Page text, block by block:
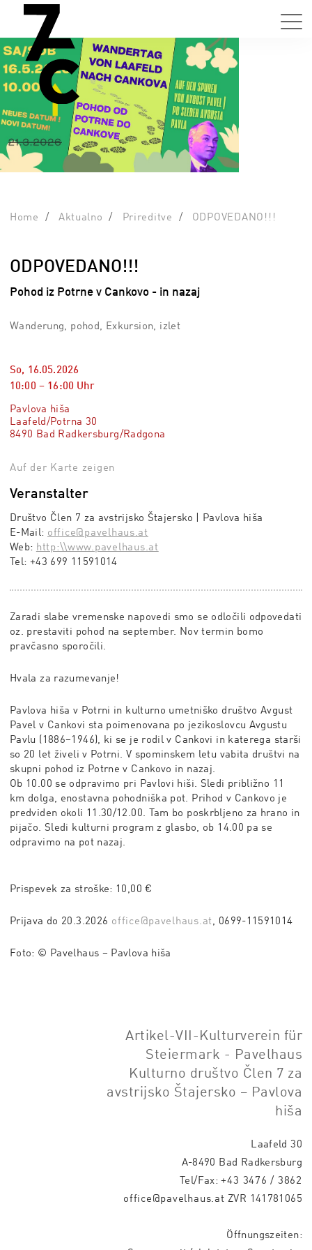
Home Aktualno Prireditve ODPOVEDANO!!!
ODPOVEDANO!!!
Pohod iz Potrne v Cankovo - in nazaj
Wanderung, pohod, Exkursion, izlet
So, 16.05.2026
10:00 – 16:00 Uhr
Pavlova hiša
Laafeld/Potrna 30
8490 Bad Radkersburg/Radgona
Auf der Karte zeigen
Veranstalter
Društvo Člen 7 za avstrijsko Štajersko | Pavlova hiša
E-Mail: office@pavelhaus.at
Web: http:\\www.pavelhaus.at
Tel: +43 699 11591014
Zaradi slabe vremenske napovedi smo se odločili odpovedati
oz. prestaviti pohod na september. Nov termin bomo
pravčasno sporočili.
Hvala za razumevanje!
Pavlova hiša v Potrni in kulturno umetniško društvo Avgust
Pavel v Cankovi sta poimenovana po jezikoslovcu Avgustu
Pavlu (1886–1946), ki se je rodil v Cankovi in katerega starši
so 20 let živeli v Potrni. V spominskem letu vabita društvi na
skupni pohod iz Potrne v Cankovo in nazaj.
Ob 10.00 se odpravimo pri Pavlovi hiši. Sledi približno 11
km dolga, enostavna pohodniška pot. Prihod v Cankovo je
predviden okoli 11.30/12.00. Tam bo poskrbljeno za hrano in
pijačo. Sledi kulturni program z glasbo, ob 14.00 pa se
odpravimo na pot nazaj.
Prispevek za stroške: 10,00 €
Prijava do 20.3.2026 office@pavelhaus.at , 0699-11591014
Foto: © Pavelhaus – Pavlova hiša
Artikel-VII-Kulturverein für
Steiermark - Pavelhaus
Kulturno društvo Člen 7 za
avstrijsko Štajersko – Pavlova
hiša
Laafeld 30
A-8490 Bad Radkersburg
Tel/Fax:+43 3476 / 3862
office@pavelhaus.at ZVR 141781065
Öffnungszeiten: